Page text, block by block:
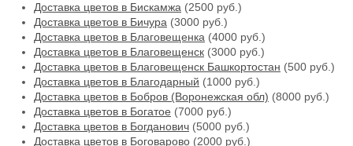
Доставка цветов в Бискамжа (2500 руб.)
Доставка цветов в Бичура (3000 руб.)
Доставка цветов в Благовещенка (4000 руб.)
Доставка цветов в Благовещенск (3000 руб.)
Доставка цветов в Благовещенск Башкортостан (500 руб.)
Доставка цветов в Благодарный (1000 руб.)
Доставка цветов в Бобров (Воронежская обл) (8000 руб.)
Доставка цветов в Богатое (7000 руб.)
Доставка цветов в Богданович (5000 руб.)
Доставка цветов в Боговарово (2000 руб.)